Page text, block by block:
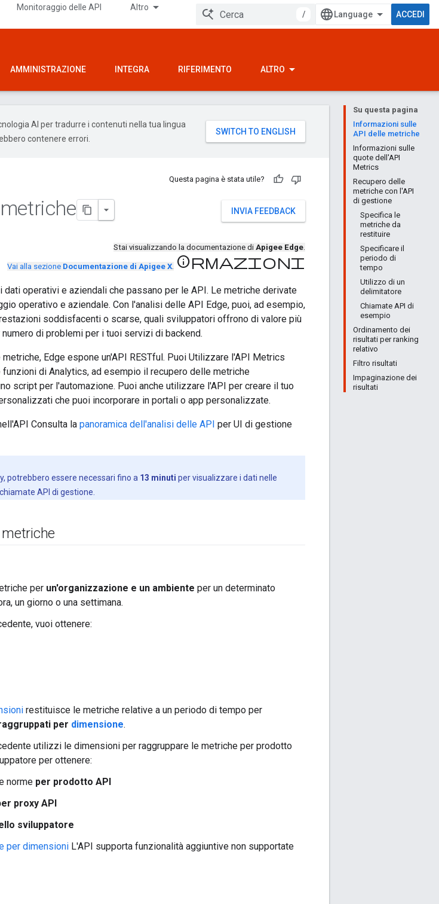
Monitoraggio delle API Altro
/ ACCEDI
AMMINISTRAZIONE INTEGRA RIFERIMENTO ALTRO
Su questa pagina
Informazioni sulle
API delle metriche
Informazioni sulle
quote dell'API
Metrics
Recupero delle
metriche con l'API
di gestione
Specifica le
metriche da
restituire
Specificare il
periodo di
tempo
Utilizzo di un
delimitatore
Chiamate API di
esempio
Ordinamento dei
risultati per ranking
relativo
Filtro risultati
Impaginazione dei
risultati
AI per tradurre i contenuti nella tua lingua
contenere errori.
Questa pagina è stata utile?
INVIA FEEDBACK
Stai visualizzando la documentazione di Apigee Edge.
Vai alla sezione Documentazione di Apigee X. Informazioni
dati operativi e aziendali che passano per le API. Le metriche derivate
operativo e aziendale. Con l'analisi delle API Edge, puoi, ad esempio,
soddisfacenti o scarse, quali sviluppatori offrono di valore più
di problemi per i tuoi servizi di backend.
Edge espone un'API RESTful. Puoi Utilizzare l'API Metrics
di Analytics, ad esempio il recupero delle metriche
script per l'automazione. Puoi anche utilizzare l'API per creare il tuo
che puoi incorporare in portali o app personalizzate.
Consulta la panoramica dell'analisi delle API per UI di gestione
potrebbero essere necessari fino a 13 minuti per visualizzare i dati nelle
API di gestione.
per un'organizzazione e un ambiente per un determinato
un giorno o una settimana.
vuoi ottenere:
restituisce le metriche relative a un periodo di tempo per
per dimensione.
utilizzi le dimensioni per raggruppare le metriche per prodotto
per ottenere:
norme per prodotto API
proxy API
sviluppatore
per dimensioni L'API supporta funzionalità aggiuntive non supportate